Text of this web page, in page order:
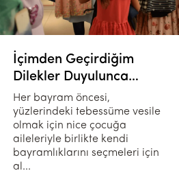
İçimden Geçirdiğim
Dilekler Duyulunca…
Her bayram öncesi,
yüzlerindeki tebessüme vesile
olmak için nice çocuğa
aileleriyle birlikte kendi
bayramlıklarını seçmeleri için
al...